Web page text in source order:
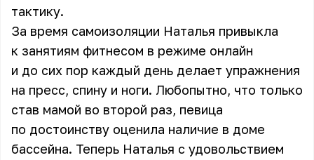
тактику.
За время самоизоляции Наталья привыкла
к занятиям фитнесом в режиме онлайн
и до сих пор каждый день делает упражнения
на пресс, спину и ноги. Любопытно, что только
став мамой во второй раз, певица
по достоинству оценила наличие в доме
бассейна. Теперь Наталья с удовольствием